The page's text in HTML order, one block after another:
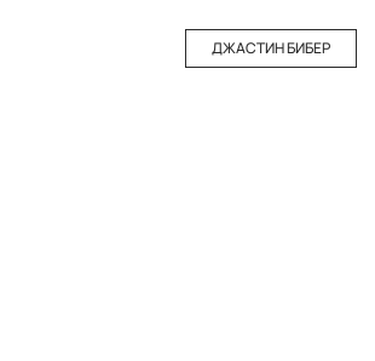
ДЖАСТИН БИБЕР